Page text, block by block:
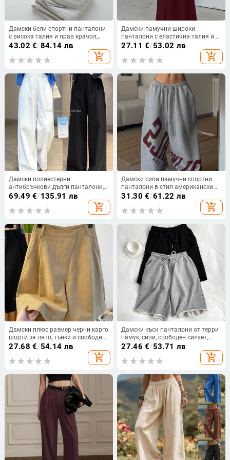
Дамски бели спортни панталони
с висока талия и прав крачол,
памук-полиестер, ежедневен стил
43.02 €/84.14 лв
add_shopping_cart
Дамски памучни широки
панталони с еластична талия и
джобове, ежедневни дълги
27.11 €/53.02 лв
add_shopping_cart
Дамски полиестерни
антибръчкови дълги панталони,
свободна кройка, висока талия,
69.49 €/135.91 лв
add_shopping_cart
Дамски сиви памучни спортни
панталони в стил американски
хип-хоп, свободни и широки за
есен-зима, ежедневни, джаз
танцови панталони
31.30 €/61.22 лв
add_shopping_cart
Дамски плюс размер черни карго
шорти за лято, тънки и свободни,
висока талия, прави крака и
широки крачоли, средна дължина
27.68 €/54.14 лв
add_shopping_cart
Дамски къси панталони от терри
памук, сиви, свободен силует,
широки крачоли, средна
27.46 €/53.71 лв
add_shopping_cart